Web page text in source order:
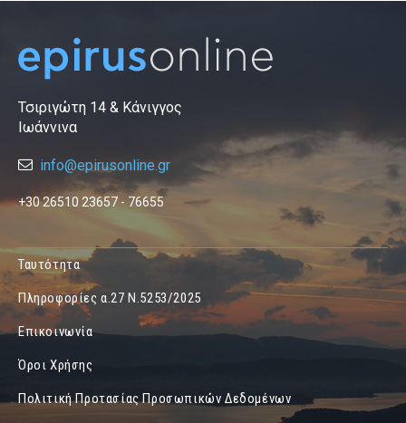
Τσιριγώτη 14 & Κάνιγγος
Ιωάννινα
info@epirusonline.gr
+30 26510 23657 - 76655
Ταυτότητα
Πληροφορίες α.27 Ν.5253/2025
Επικοινωνία
Όροι Χρήσης
Πολιτική Προτασίας Προσωπικών Δεδομένων